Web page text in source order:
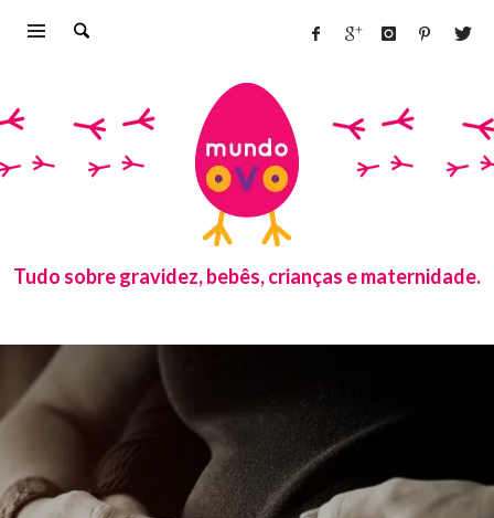
Tudo sobre gravidez, bebês, crianças e maternidade.